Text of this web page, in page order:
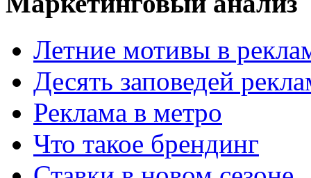
Летние мотивы в
Десять заповедей
Реклама в метро
Что такое брендинг